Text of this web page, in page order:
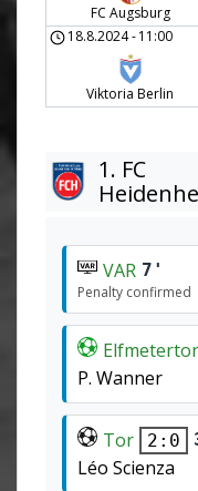
FC Augsburg
18.8.2024-11:00
Viktoria Berlin
1. FC
VAR 7'
Penalty confirmed
Elfmetertor
P. Wanner
Tor 2:0
Léo Scienza